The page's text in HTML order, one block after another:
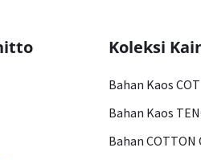
Koleksi
Bahan Kaos
Bahan Kaos
Bahan COTTON